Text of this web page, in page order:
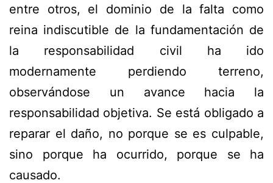
entre otros, el dominio de la falta como
reina indiscutible de la fundamentación de
la responsabilidad civil ha ido
modernamente perdiendo terreno,
observándose un avance hacia la
responsabilidad objetiva. Se está obligado a
reparar el daño, no porque se es culpable,
sino porque ha ocurrido, porque se ha
causado.